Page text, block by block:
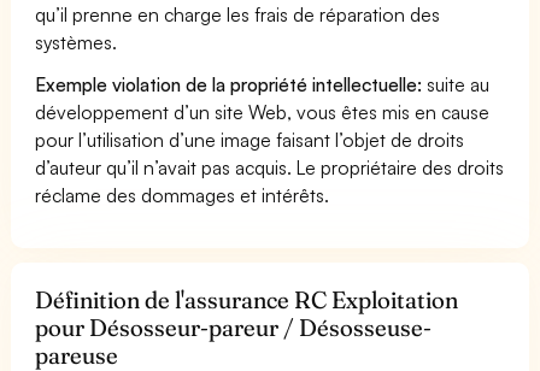
qu’il prenne en charge les frais de réparation des
systèmes.
Exemple violation de la propriété intellectuelle: suite au
développement d’un site Web, vous êtes mis en cause
pour l’utilisation d’une image faisant l’objet de droits
d’auteur qu’il n’avait pas acquis. Le propriétaire des droits
réclame des dommages et intérêts.
Définition de l'assurance RC Exploitation
pour Désosseur-pareur / Désosseuse-
pareuse